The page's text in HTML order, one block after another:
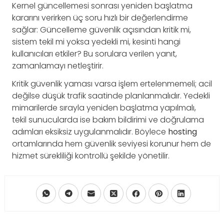
Kernel güncellemesi sonrası yeniden başlatma
kararını verirken üç soru hızlı bir değerlendirme
sağlar: Güncelleme güvenlik açısından kritik mi,
sistem tekil mi yoksa yedekli mi, kesinti hangi
kullanıcıları etkiler? Bu sorulara verilen yanıt,
zamanlamayı netleştirir.
Kritik güvenlik yaması varsa işlem ertelenmemeli; acil
değilse düşük trafik saatinde planlanmalıdır. Yedekli
mimarilerde sırayla yeniden başlatma yapılmalı,
tekil sunucularda ise bakım bildirimi ve doğrulama
adımları eksiksiz uygulanmalıdır. Böylece hosting
ortamlarında hem güvenlik seviyesi korunur hem de
hizmet sürekliliği kontrollü şekilde yönetilir.